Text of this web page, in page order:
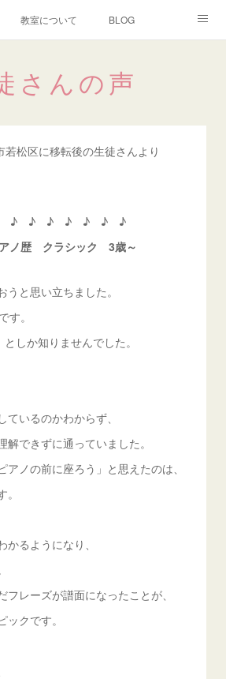
教室について BLOG
作 Instagram
さんの声
松区に移転後の生徒さんより
♪ ♪ ♪ ♪ ♪ ♪ ♪
ノ歴 クラシック 3歳～
うと思い立ちました。
す。
しか知りませんでした。
いるのかわからず、
解できずに通っていました。
アノの前に座ろう」と思えたのは、
るようになり、
フレーズが譜面になったことが、
ックです。